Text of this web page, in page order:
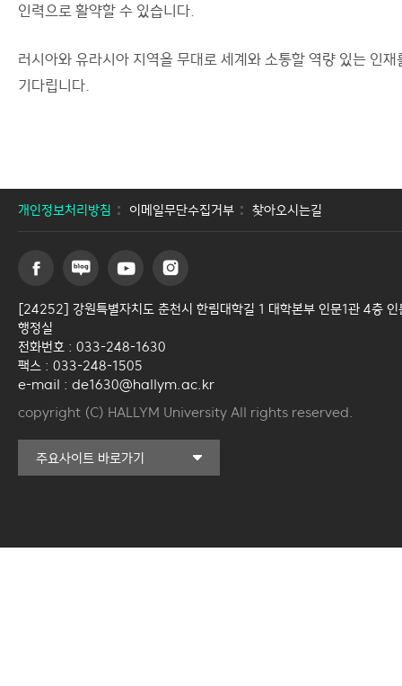
인력으로 활약할 수 있습니다.
러시아와 유라시아 지역을 무대로 세계와 소통할 역량 있는 인재
기다립니다.
개인정보처리방침 이메일무단수집거부 찾아오시는길
[24252] 강원특별자치도 춘천시 한림대학길 1 대학본부 인문1관 4층 인
행정실
전화번호 : 033-248-1630
팩스 : 033-248-1505
e-mail : de1630@hallym.ac.kr
copyright (C) HALLYM University All rights reserved.
주요사이트 바로가기
커뮤니티교육원
국제학생증신청